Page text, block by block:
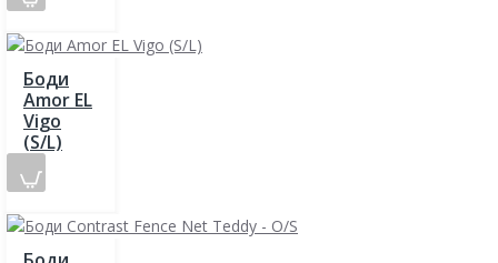
Боди
Amor EL
Vigo
(S/L)